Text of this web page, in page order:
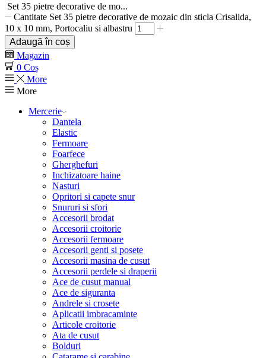
Set 35 pietre decorative de mo...
Cantitate Set 35 pietre decorative de mozaic din sticla Crisalida,
10 x 10 mm, Portocaliu si albastru
Adaugă în coș
Magazin
0 Coș
More
More
Mercerie
Dantela
Elastic
Fermoare
Foarfece
Gherghefuri
Inchizatoare haine
Nasturi
Opritori si capete snur
Snururi si sfori
Accesorii brodat
Accesorii croitorie
Accesorii fermoare
Accesorii genti si posete
Accesorii masina de cusut
Accesorii perdele si draperii
Ace de cusut manual
Ace de siguranta
Andrele si crosete
Aplicatii imbracaminte
Articole croitorie
Ata de cusut
Bolduri